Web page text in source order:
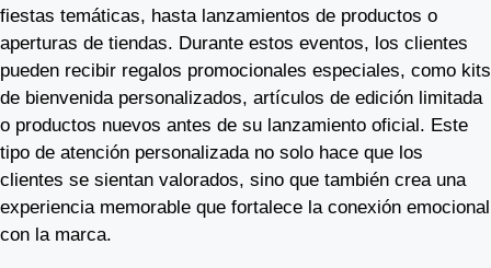
fiestas temáticas, hasta lanzamientos de productos o
aperturas de tiendas. Durante estos eventos, los clientes
pueden recibir regalos promocionales especiales, como kits
de bienvenida personalizados, artículos de edición limitada
o productos nuevos antes de su lanzamiento oficial. Este
tipo de atención personalizada no solo hace que los
clientes se sientan valorados, sino que también crea una
experiencia memorable que fortalece la conexión emocional
con la marca.